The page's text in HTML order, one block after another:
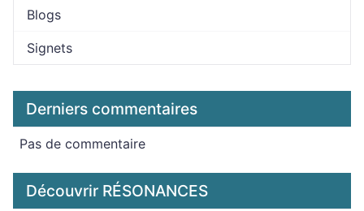
Blogs
Signets
Derniers commentaires
Pas de commentaire
Découvrir RÉSONANCES